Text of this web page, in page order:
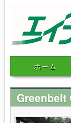
エイブ
ラ ホーム
Greenbelt